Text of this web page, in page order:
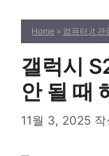
Home » 컴퓨터,it 관
갤럭시
안 될 때
11월 3, 2025 작